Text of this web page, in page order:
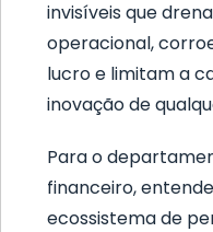
invisíveis que
operacional,
lucro e limitam a
inovação de
Para o
financeiro,
ecossistema de